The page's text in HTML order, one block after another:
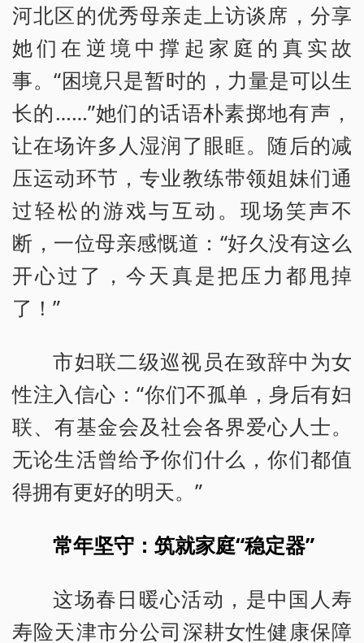
河北区的优秀母亲走上访谈席，分享
她们在逆境中撑起家庭的真实故
事。“困境只是暂时的，力量是可以生
长的……”她们的话语朴素掷地有声，
让在场许多人湿润了眼眶。随后的减
压运动环节，专业教练带领姐妹们通
过轻松的游戏与互动。现场笑声不
断，一位母亲感慨道：“好久没有这么
开心过了，今天真是把压力都甩掉
了！”
市妇联二级巡视员在致辞中为女
性注入信心：“你们不孤单，身后有妇
联、有基金会及社会各界爱心人士。
无论生活曾给予你们什么，你们都值
得拥有更好的明天。”
常年坚守：筑就家庭“稳定器”
这场春日暖心活动，是中国人寿
寿险天津市分公司深耕女性健康保障